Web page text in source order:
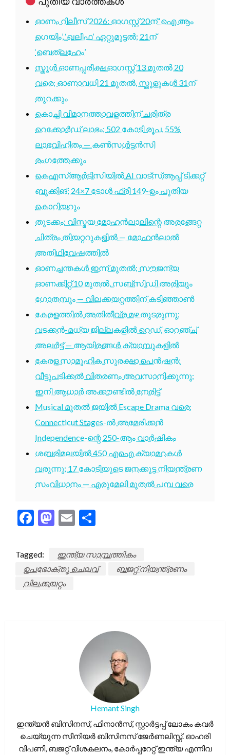
ഓണം റിലീസ് 2026: ഓഗസ്റ്റ് 20ന് ‘ഐ ആം
ഗെയിം’, ‘ഖലീഫ’ ഏറ്റുമുട്ടൽ; 21ന്
‘ബെത്‌ലഹേം’
സ്കൂൾ ഓണപ്പരീക്ഷ ഓഗസ്റ്റ് 13 മുതൽ 20
വരെ; ഓണാവധി 21 മുതൽ, സ്കൂളുകൾ 31ന്
തുറക്കും
കൊച്ചി വിമാനത്താവളത്തിന് ചരിത്ര
റെക്കോർഡ് ലാഭം; 502 കോടി രൂപ, 55%
ലാഭവിഹിതം — കൺസൾട്ടൻസി
രംഗത്തേക്കും
കെഎസ്ആർടിസിയിൽ AI വാട്സ്ആപ്പ് ടിക്കറ്റ്
ബുക്കിങ്; 24×7 ടോൾ ഫ്രീ 149-ഉം പുതിയ
കൊറിയറും
തുടക്കം: വിസ്മയ മോഹൻലാലിന്റെ അരങ്ങേറ്റ
ചിത്രം തിയറ്ററുകളിൽ — മോഹൻലാൽ
അതിഥിവേഷത്തിൽ
ഓണച്ചന്തകൾ ഇന്ന് മുതൽ; സൗജന്യ
ഓണക്കിറ്റ് 10 മുതൽ, സബ്സിഡി അരിയും
ഗോതമ്പും — വിലക്കയറ്റത്തിന് കടിഞ്ഞാൺ
കേരളത്തിൽ അതിതീവ്ര മഴ തുടരുന്നു;
വടക്കൻ-മധ്യ ജില്ലകളിൽ റെഡ്, ഓറഞ്ച്
അലർട്ട് — ആയിരങ്ങൾ ക്യാമ്പുകളിൽ
കേരള സാമൂഹിക സുരക്ഷാ പെൻഷൻ:
വീട്ടുപടിക്കൽ വിതരണം അവസാനിക്കുന്നു;
ഇനി ആധാർ അക്കൗണ്ടിൽ നേരിട്ട്
Musical മുതൽ ജയിൽ Escape Drama വരെ:
Connecticut Stages-ൽ അമേരിക്കൻ
Independence-ന്റെ 250-ആം വാർഷികം
ശബരിമലയിൽ 450 എഐ ക്യാമറകൾ
വരുന്നു; 17 കോടിയുടെ ജനക്കൂട്ട നിയന്ത്രണ
സംവിധാനം — എരുമേലി മുതൽ പമ്പ വരെ
Facebook
Mastodon
Email
Tagged:
ഇന്ത്യ സാമ്പത്തികം
ഉപഭോക്തൃ ചെലവ്
ബജറ്റ് നിയന്ത്രണം
വിലക്കയറ്റം
Hemant Singh
ഇന്ത്യൻ ബിസിനസ്, ഫിനാൻസ്, സ്റ്റാർട്ടപ്പ് ലോകം കവർ
ചെയ്യുന്ന സീനിയർ ബിസിനസ് ജേർണലിസ്റ്റ്. ഓഹരി
വിപണി, ബജറ്റ് വിശകലനം, കോർപ്പറേറ്റ് ഇന്ത്യ എന്നിവ